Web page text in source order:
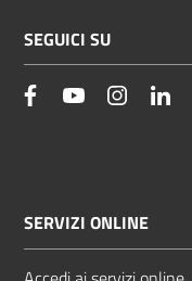
SEGUICI SU
facebookYouTube Instagram
SERVIZI ONLINE